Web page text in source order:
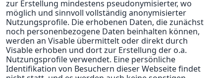
zur Erstellung mindestens pseudonymisierter, wo
möglich und sinnvoll vollständig anonymisierter
Nutzungsprofile. Die erhobenen Daten, die zunächst
noch personenbezogene Daten beinhalten können,
werden an Visable übermittelt oder direkt durch
Visable erhoben und dort zur Erstellung der o.a.
Nutzungsprofile verwendet. Eine persönliche
Identifikation von Besuchern dieser Webseite findet